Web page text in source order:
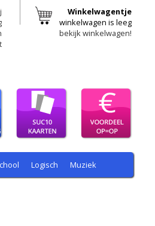
Winkelwagentje
winkelwagen is leeg
bekijk winkelwagen!
Logisch Muziek